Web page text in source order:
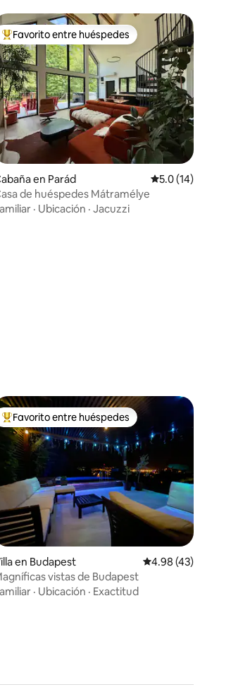
4.96 de 5, 23 reseñas
Favorito entre huéspedes preferido
Favorito entre huéspedes
en Parád Calificación
5.0 (14)
de huéspedes Mátramélye
· Ubicación · Jacuzzi
5.0 de 5, 24 reseñas
Favorito entre huéspedes preferido
Favorito entre huéspedes
en Budapest Calificación
4.98 (43)
vistas de Budapest
· Ubicación · Exactitud